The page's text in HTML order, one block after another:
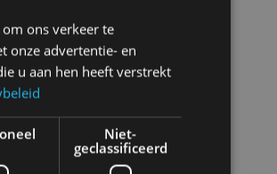
ons verkeer te
onze advertentie- en
u aan hen heeft verstrekt
Niet-
geclassificeerd